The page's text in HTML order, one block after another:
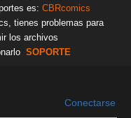
es: CBRcomics
tienes problemas para
los archivos
SOPORTE
Conectarse